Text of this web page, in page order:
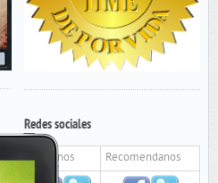
Redes sociales
Seguinos Recomendanos